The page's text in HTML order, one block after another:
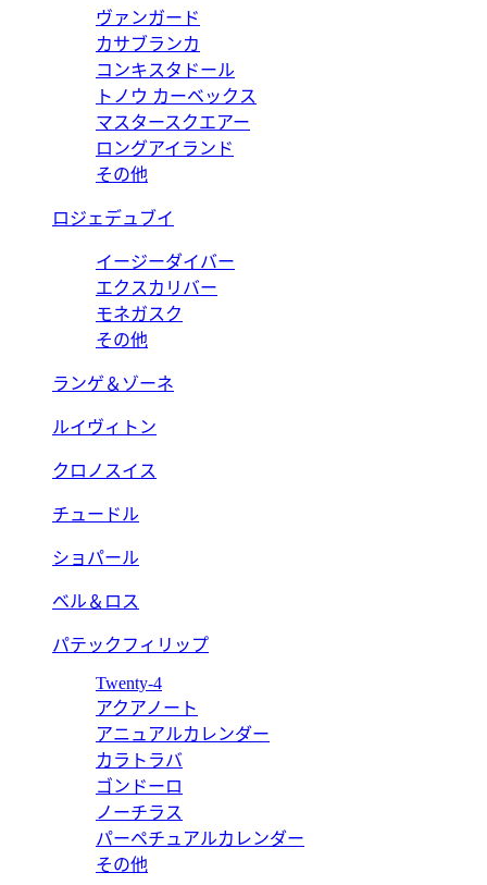
ヴァンガード
カサブランカ
コンキスタドール
トノウ カーベックス
マスタースクエアー
ロングアイランド
その他
ロジェデュブイ
イージーダイバー
エクスカリバー
モネガスク
その他
ランゲ＆ゾーネ
ルイヴィトン
クロノスイス
チュードル
ショパール
ベル＆ロス
パテックフィリップ
Twenty-4
アクアノート
アニュアルカレンダー
カラトラバ
ゴンドーロ
ノーチラス
パーペチュアルカレンダー
その他